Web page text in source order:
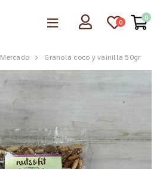
0
0
Mercado Granola coco y vainilla 50gr